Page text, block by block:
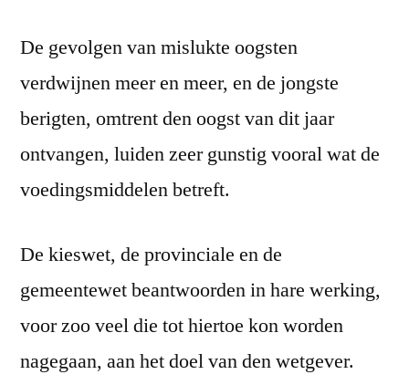
De gevolgen van mislukte oogsten
verdwijnen meer en meer, en de jongste
berigten, omtrent den oogst van dit jaar
ontvangen, luiden zeer gunstig vooral wat de
voedingsmiddelen betreft.
De kieswet, de provinciale en de
gemeentewet beantwoorden in hare werking,
voor zoo veel die tot hiertoe kon worden
nagegaan, aan het doel van den wetgever.